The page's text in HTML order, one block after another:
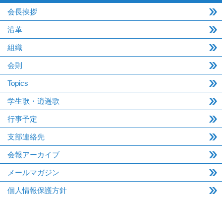
会長挨拶
沿革
組織
会則
Topics
学生歌・逍遥歌
行事予定
支部連絡先
会報アーカイブ
メールマガジン
個人情報保護方針